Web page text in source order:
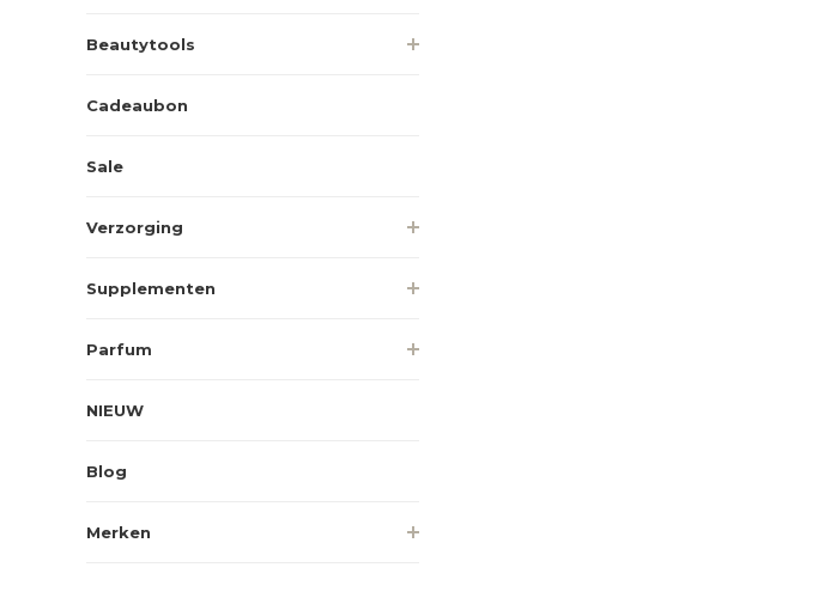
Beautytools
Cadeaubon
Sale
Verzorging
Supplementen
Parfum
NIEUW
Blog
Merken